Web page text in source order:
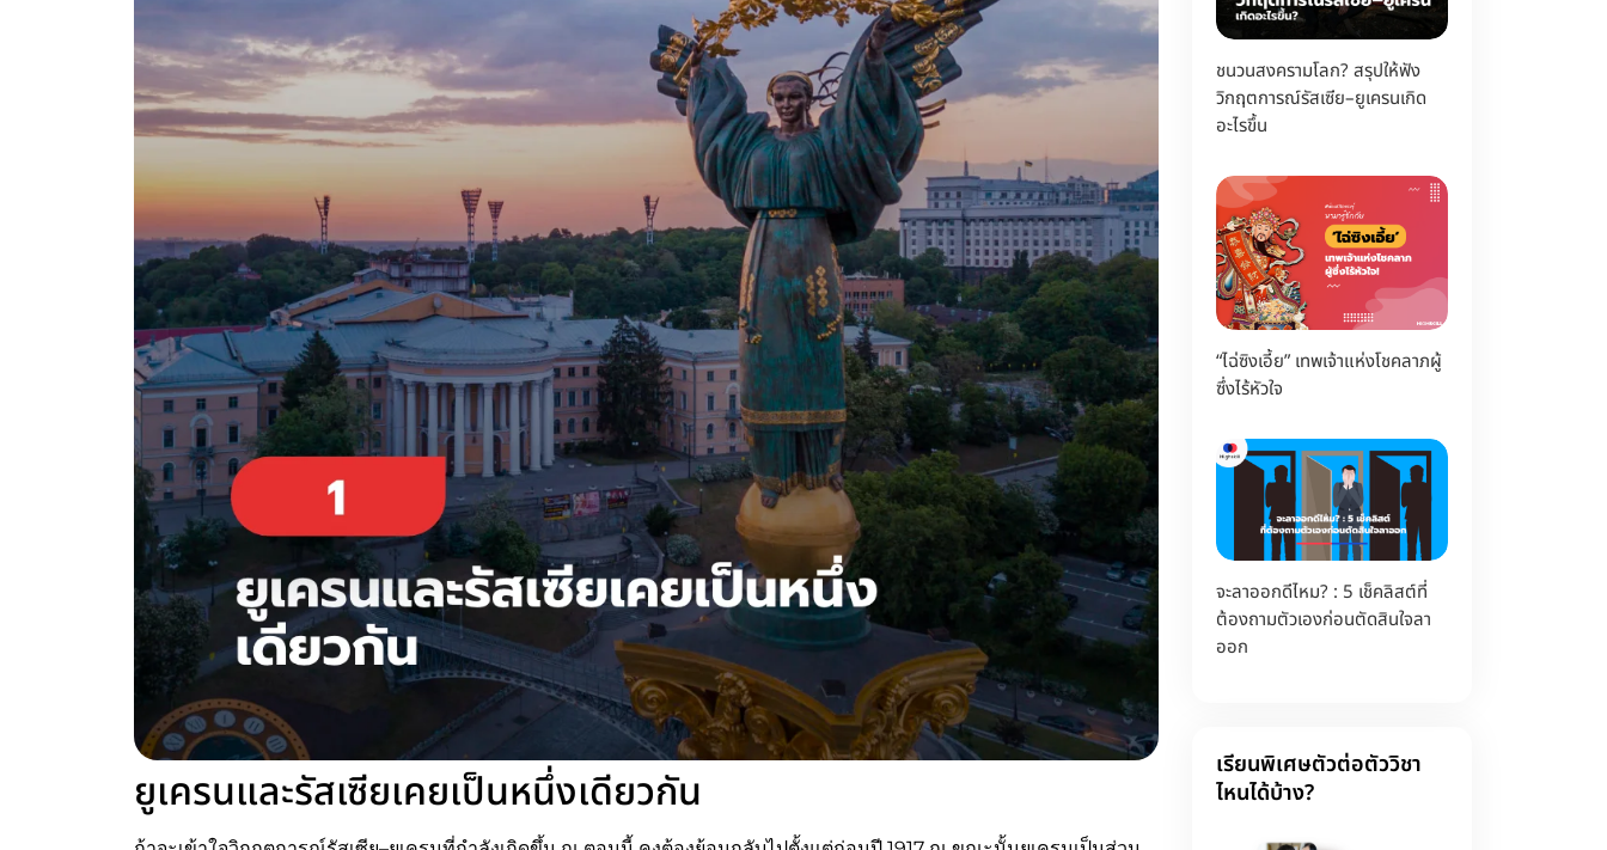
ยูเครนและรัสเซียเคยเป็นหนึ่งเดียวกัน
ชนวนสงครามโลก? สรุปให้ฟัง
วิกฤตการณ์รัสเซีย–ยูเครนเกิด
อะไรขึ้น
“ไฉ่ซิงเอี้ย” เทพเจ้าแห่งโชคลาภผู้
ซึ่งไร้หัวใจ
จะลาออกดีไหม? : 5 เช็คลิสต์ที่
ต้องถามตัวเองก่อนตัดสินใจลา
ออก
เรียนพิเศษตัวต่อตัววิชา
ไหนได้บ้าง?